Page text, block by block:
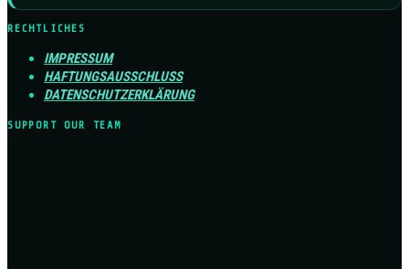
RECHTLICHES
IMPRESSUM
HAFTUNGSAUSSCHLUSS
DATENSCHUTZERKLÄRUNG
SUPPORT OUR TEAM